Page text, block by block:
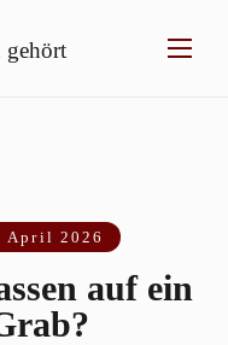
April 2026
auf ein